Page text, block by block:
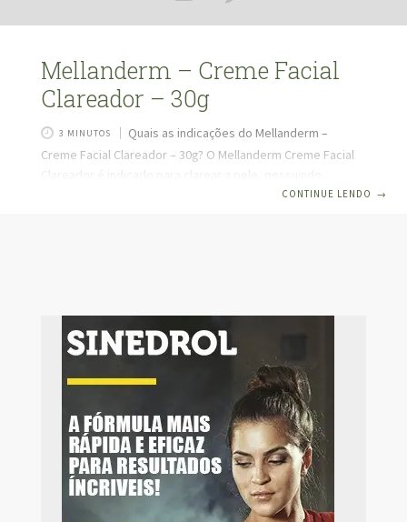
Mellanderm – Creme Facial
Clareador – 30g
3 MINUTOS
Quais as indicações do Mellanderm –
Creme Facial Clareador – 30g? O Mellanderm Creme Facial
Clareador é indicado para clarear a pele, possuindo
propriedades antioxidantes e antienvelhecimento. Ele
nossas clientes é que a aplicação do mellanderm não
CONTINUE LENDO →